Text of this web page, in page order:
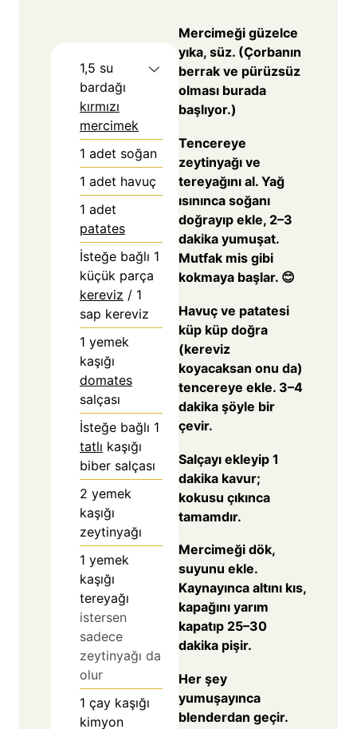
1,5 su
bardağı
kırmızı
mercimek
1 adet soğan
1 adet havuç
1 adet
patates
İsteğe bağlı 1
küçük parça
kereviz / 1
sap kereviz
1 yemek
kaşığı
domates
salçası
İsteğe bağlı 1
tatlı kaşığı
biber salçası
2 yemek
kaşığı
zeytinyağı
1 yemek
kaşığı
tereyağı
istersen
sadece
zeytinyağı da
olur
1 çay kaşığı
kimyon
Mercimeği güzelce
yıka, süz. (Çorbanın
berrak ve pürüzsüz
olması burada
başlıyor.)
Tencereye
zeytinyağı ve
tereyağını al. Yağ
ısınınca soğanı
doğrayıp ekle, 2–3
dakika yumuşat.
Mutfak mis gibi
kokmaya başlar. 😊
Havuç ve patatesi
küp küp doğra
(kereviz
koyacaksan onu da)
tencereye ekle. 3–4
dakika şöyle bir
çevir.
Salçayı ekleyip 1
dakika kavur;
kokusu çıkınca
tamamdır.
Mercimeği dök,
suyunu ekle.
Kaynayınca altını kıs,
kapağını yarım
kapatıp 25–30
dakika pişir.
Her şey
yumuşayınca
blenderdan geçir.